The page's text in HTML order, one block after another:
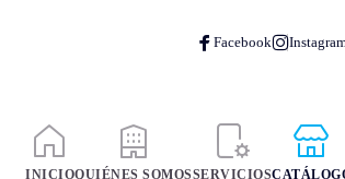
INICIOQUIÉNES SOMOSSERVICIOS